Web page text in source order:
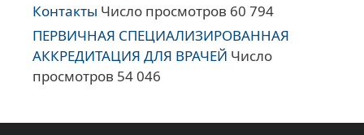
Контакты Число просмотров 60 794
ПЕРВИЧНАЯ СПЕЦИАЛИЗИРОВАННАЯ
АККРЕДИТАЦИЯ ДЛЯ ВРАЧЕЙ Число
просмотров 54 046